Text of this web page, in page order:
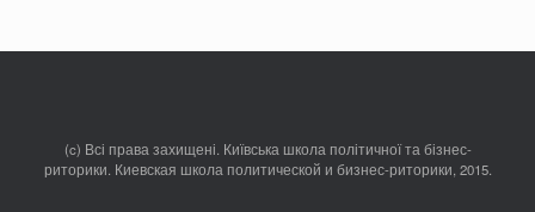
(c) Всі права захищені. Київська школа політичної та бізнес-
риторики. Киевская школа политической и бизнес-риторики, 2015.